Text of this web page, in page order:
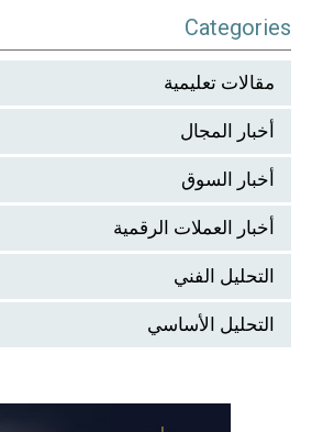
Categories
مقالات تعليمية
أخبار المجال
أخبار السوق
أخبار العملات الرقمية
التحليل الفني
التحليل الأساسي